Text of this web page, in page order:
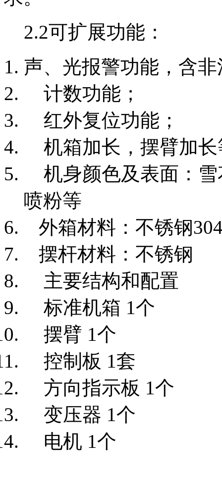
2.2可扩展功能：
声、光报警功能，含
计数功能；
红外复位功能；
机箱加长，摆臂加长
机身颜色及表面：雪
喷粉等
外箱材料：不锈钢
摆杆材料：不锈钢
主要结构和配置
标准机箱 1个
摆臂 1个
控制板 1套
方向指示板 1个
变压器 1个
电机 1个